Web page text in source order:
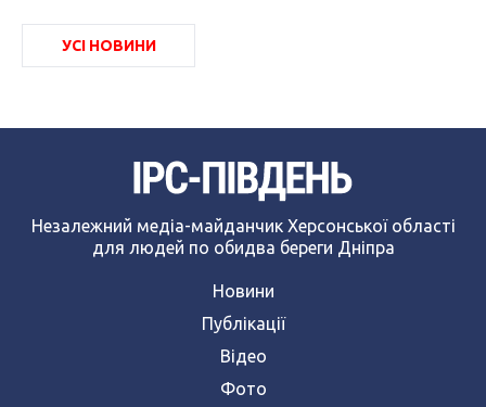
УСІ НОВИНИ
Незалежний медіа-майданчик Херсонської області
для людей по обидва береги Дніпра
Новини
Публікації
Відео
Фото